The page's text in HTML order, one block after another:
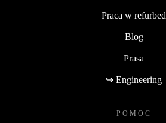
Praca w refurbed
Blog
Prasa
↪ Engineering
POMOC